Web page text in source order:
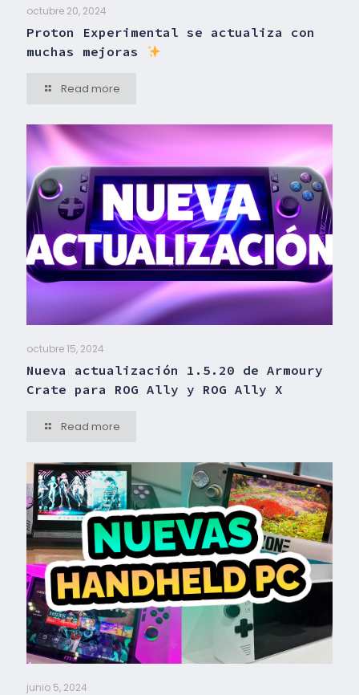
octubre 20, 2024
Proton Experimental se actualiza con
muchas mejoras
Read more
octubre 15, 2024
Nueva actualización 1.5.20 de Armoury
Crate para ROG Ally y ROG Ally X
Read more
junio 5, 2024